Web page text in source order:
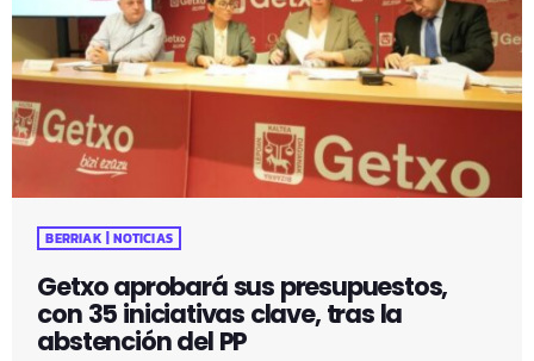
BERRIAK | NOTICIAS
Getxo aprobará sus presupuestos,
con 35 iniciativas clave, tras la
abstención del PP